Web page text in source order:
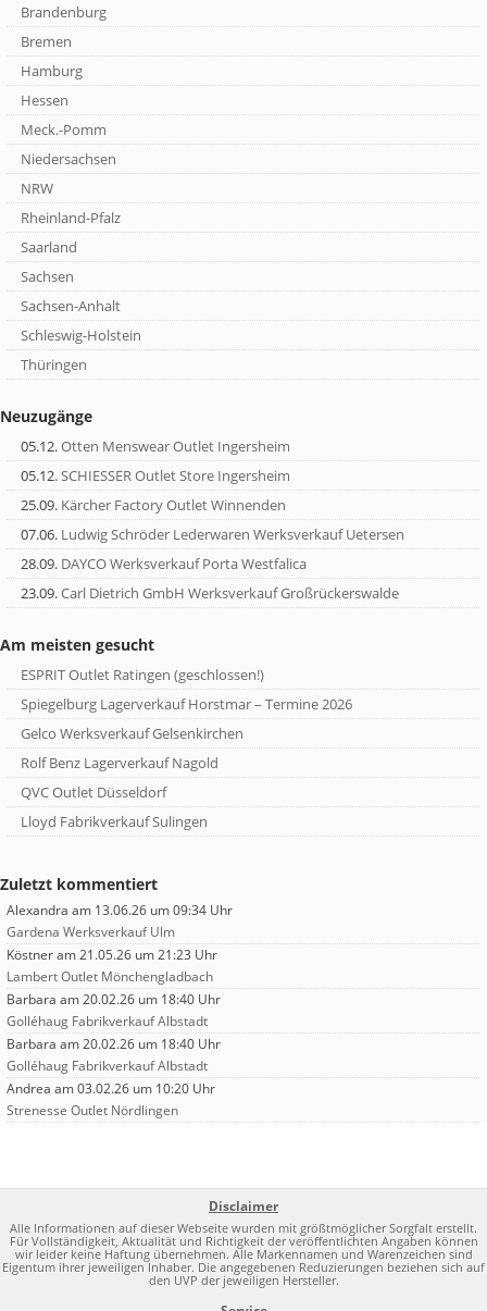
Brandenburg
Bremen
Hamburg
Hessen
Meck.-Pomm
Niedersachsen
NRW
Rheinland-Pfalz
Saarland
Sachsen
Sachsen-Anhalt
Schleswig-Holstein
Thüringen
Neuzugänge
05.12.Otten Menswear Outlet Ingersheim
05.12.SCHIESSER Outlet Store Ingersheim
25.09. Kärcher Factory Outlet Winnenden
07.06. Ludwig Schröder Lederwaren Werksverkauf Uetersen
28.09. DAYCO Werksverkauf Porta Westfalica
23.09.Carl Dietrich GmbH Werksverkauf Großrückerswalde
Am meisten gesucht
ESPRIT Outlet Ratingen (geschlossen!)
Spiegelburg Lagerverkauf Horstmar – Termine 2026
Gelco Werksverkauf Gelsenkirchen
Rolf Benz Lagerverkauf Nagold
QVC Outlet Düsseldorf
Lloyd Fabrikverkauf Sulingen
Zuletzt kommentiert
Alexandra am 13.06.26 um 09:34 Uhr
Gardena Werksverkauf Ulm
Köstneram 21.05.26 um 21:23 Uhr
Lambert Outlet Mönchengladbach
Barbara am 20.02.26 um 18:40 Uhr
Golléhaug Fabrikverkauf Albstadt
Barbara am 20.02.26 um 18:40 Uhr
Golléhaug Fabrikverkauf Albstadt
Andrea am 03.02.26 um 10:20 Uhr
Strenesse Outlet Nördlingen
Disclaimer
Alle Informationen auf dieser Webseite wurden mit größtmöglicher Sorgfalt erstellt.
Für Vollständigkeit, Aktualität und Richtigkeit der veröffentlichten Angaben können
wir leider keine Haftung übernehmen. Alle Markennamen und Warenzeichen sind
Eigentum ihrer jeweiligen Inhaber. Die angegebenen Reduzierungen beziehen sich auf
den UVP der jeweiligen Hersteller.